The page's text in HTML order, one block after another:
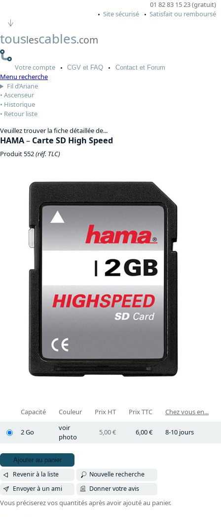
01 82 83 15 23 (gratuit)
Site sécurisé
Satisfait ou remboursé
touslescables.com
Votrecompte CGV et FAQ Contactet Forum
Menu recherche
Fil d’Ariane
Ascenseur
Historique
Retour liste
Veuillez trouver la fiche détaillée de...
HAMA– Carte SD High Speed
Produit 552(réf. TLC)
Capacité Couleur Prix HT Prix TTC Chez vous en...
2 Go
voir
photo
5,00 € 6,00 € 8-10 jours
Ajouter au panier
Revenir à la liste
Nouvelle recherche
Envoyer à un ami
Donner votre avis
Vous préciserez vos quantités après avoir ajouté au panier.